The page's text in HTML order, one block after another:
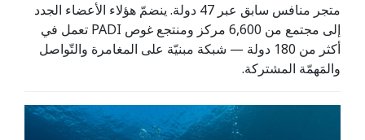
متجر منافس سابق عبر 47 دولة. ينضمّ هؤلاء الأعضاء الجدد
إلى مجتمع من 6,600 مركز ومنتجع غوص PADI تعمل في
أكثر من 180 دولة — شبكة مبنيّة على المغامرة والتّواصل
والمَهمّة المشتركة.